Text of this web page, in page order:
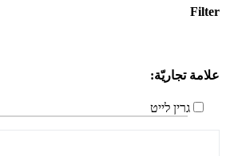
Filter
علامة تجاريّة:
גרין לייט